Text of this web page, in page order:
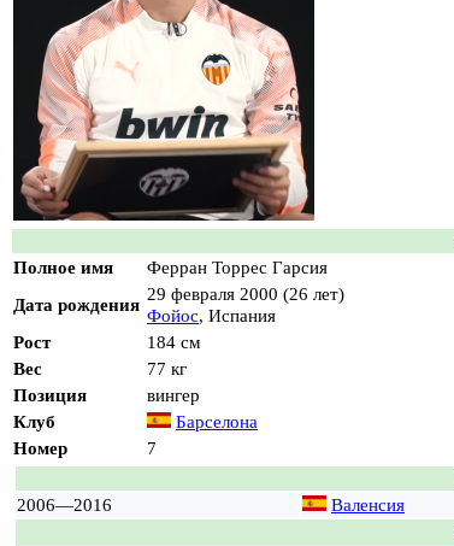
Полное имя
Ферран Торрес Гарсия
Дата рождения
29 февраля 2000 (26 лет)
Фойос, Испания
Рост
184 см
Вес
77 кг
Позиция
вингер
Клуб
Барселона
Номер
7
2006—2016
Валенсия